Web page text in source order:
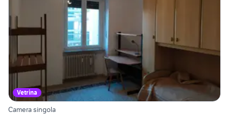
Vetrina
Camera singola